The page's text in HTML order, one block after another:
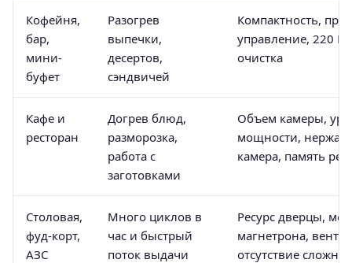
Кофейня,
бар,
мини-
буфет
Разогрев
выпечки,
десертов,
сэндвичей
Компактность,
управление, 220 В,
очистка
Кафе и
ресторан
Догрев блюд,
разморозка,
работа с
заготовками
Объем камеры,
мощности,
камера, память
Столовая,
фуд-корт,
АЗС
Много циклов в
час и быстрый
поток выдачи
Ресурс дверцы,
магнетрона,
отсутствие